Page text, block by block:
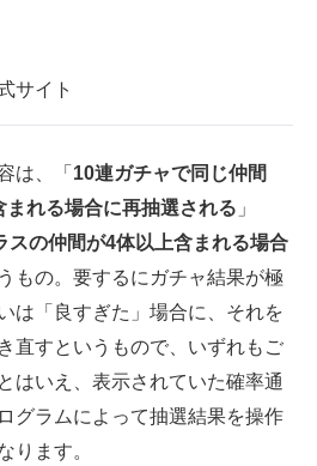
サイト
は、「 10連ガチャで同じ仲間
まれる場合に再抽選される 」
の仲間が4体以上含まれる場合
もの。要するにガチャ結果が極
は「良すぎた」場合に、それを
直すというもので、いずれもご
はいえ、表示されていた確率通
グラムによって抽選結果を操作
ります。